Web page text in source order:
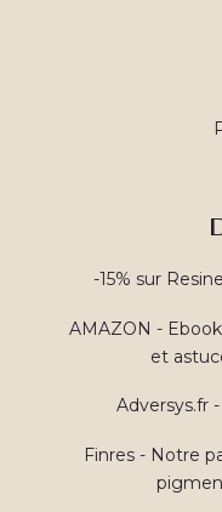
-15% sur
AMAZON -
et
Adversys.fr
Finres - Notre